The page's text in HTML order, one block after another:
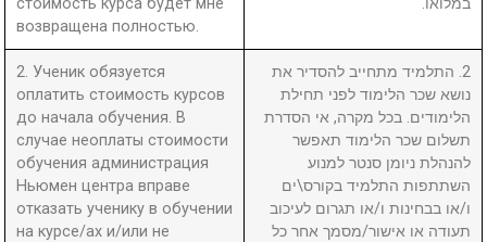
стоимость курса будет мне
возвращена полностью.
במלואו.
2. Ученик обязуется
оплатить стоимость курсов
до начала обучения. В
случае неоплаты стоимости
обучения администрация
Ньюмен центра вправе
отказать ученику в обучении
на курсе/ах и/или не
2. התלמיד מתחייב להסדיר את
נושא שכר הלימוד לפני תחילת
הלימודים. בכל מקרה, אי הסדרת
תשלום שכר הלימוד תאפשר
להנהלת ניומן סנטר למנוע
השתתפות התלמיד בקורס\ים
ו/או בבחינות ו/או תגרום לעיכוב
תעודה או אישור/מסמך אחר כל